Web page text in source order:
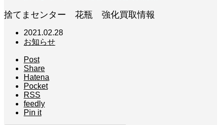
捨てまセンター 花瓶 強化買取情報
2021.02.28
お知らせ
Post
Share
Hatena
Pocket
RSS
feedly
Pin it